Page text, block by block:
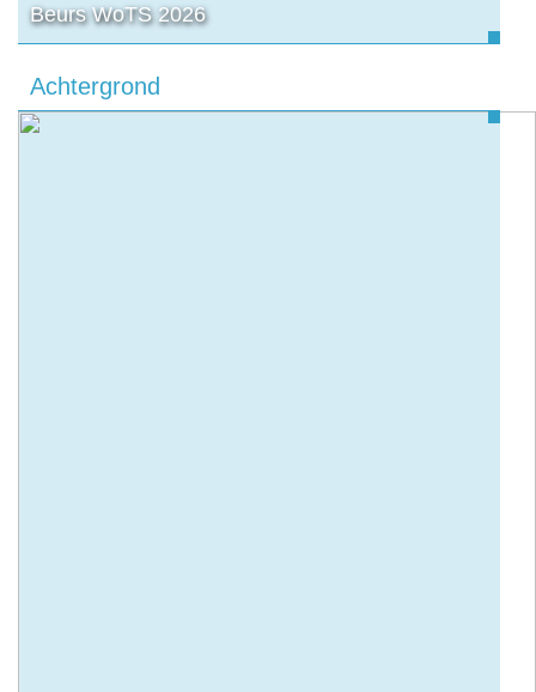
Beurs WoTS 2026
Achtergrond